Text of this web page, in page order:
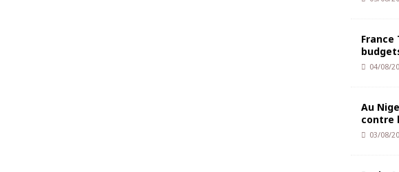
France
04/08/
Au
contre
03/08/